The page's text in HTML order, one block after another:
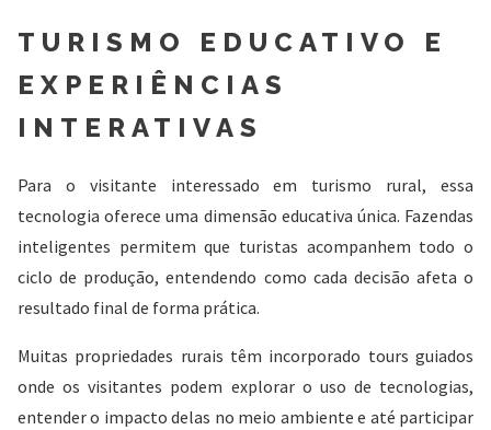
TURISMO EDUCATIVO E
EXPERIÊNCIAS
INTERATIVAS
Para o visitante interessado em turismo rural, essa
tecnologia oferece uma dimensão educativa única. Fazendas
inteligentes permitem que turistas acompanhem todo o
ciclo de produção, entendendo como cada decisão afeta o
resultado final de forma prática.
Muitas propriedades rurais têm incorporado tours guiados
onde os visitantes podem explorar o uso de tecnologias,
entender o impacto delas no meio ambiente e até participar